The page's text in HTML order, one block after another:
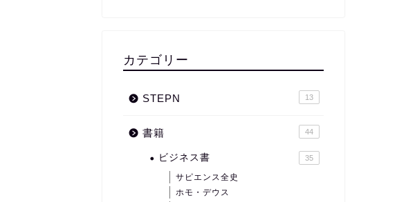
カテゴリー
STEPN 13
書籍 44
ビジネス書 35
サピエンス全史
ホモ・デウス